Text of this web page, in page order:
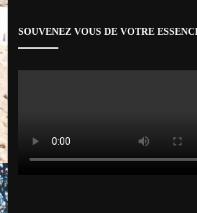
SOUVENEZ VOUS DE VOTRE